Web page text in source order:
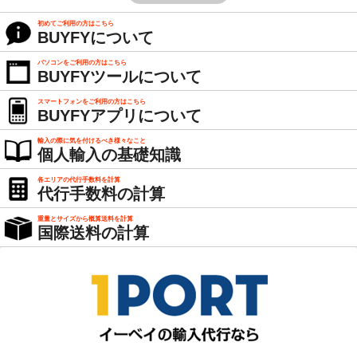
初めてご利用の方はこちら
BUYFYについて
パソコンをご利用の方はこちら
BUYFYツールについて
スマートフォンをご利用の方はこちら
BUYFYアプリについて
輸入の際に気を付けるべき様々なこと
個人輸入の基礎知識
各エリアの代行手数料を計算
代行手数料の計算
重量とサイズから概算送料を計算
国際送料の計算